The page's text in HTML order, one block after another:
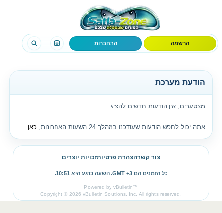
הרשמה התחברות
הודעת מערכת
מצטערים, אין הודעות חדשים להציג.
אתה יכול לחפש הודעות שעודכנו במהלך 24 השעות האחרונות, כאן.
צור קשרהצהרת פרטיותזכויות יוצרים
כל הזמנים הם GMT +3. השעה כרגע היא 10:51
.
Powered by vBulletin™
Copyright © 2026 vBulletin Solutions, Inc. All rights reserved.